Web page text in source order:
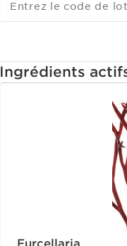
Entrez le code de
Ingrédients
ALLER AU CONTENU